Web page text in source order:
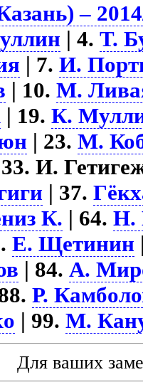
–
| 4.Т.
| 7.И.
| 10.М.
| 19.К.
| 23.М.
И.
| 37.
К. | 64.Н.
Е. Щетинин
| 84.А.
Р.
| 99.М.
Для ваших